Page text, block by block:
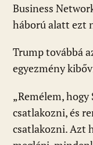
Business
háború alatt ezt
Trump továbbá
egyezmény
„Remélem,
csatlakozni, és
csatlakozni. Azt